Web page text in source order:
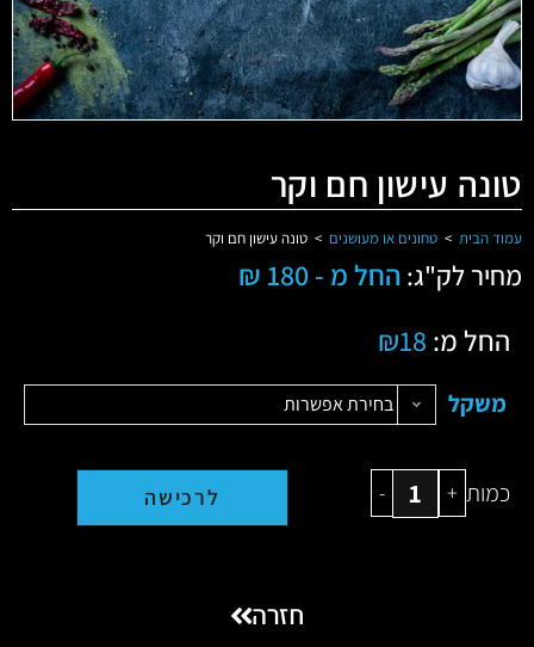
טונה עישון חם וקר
עמוד הבית > טחונים או מעושנים > טונה עישון חם וקר
מחיר לק"ג: החל מ - 180 ₪
החל מ: 18
₪
משקל בחירת אפשרות
כמות +
- לרכישה
חזרה